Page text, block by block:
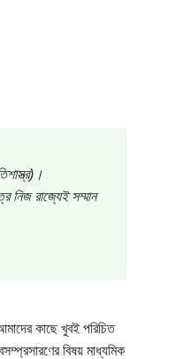
নিজ রাজ্যেই সম্মান
কাছে খুবই পরিচিত
বিষয় মাধ্যমিক